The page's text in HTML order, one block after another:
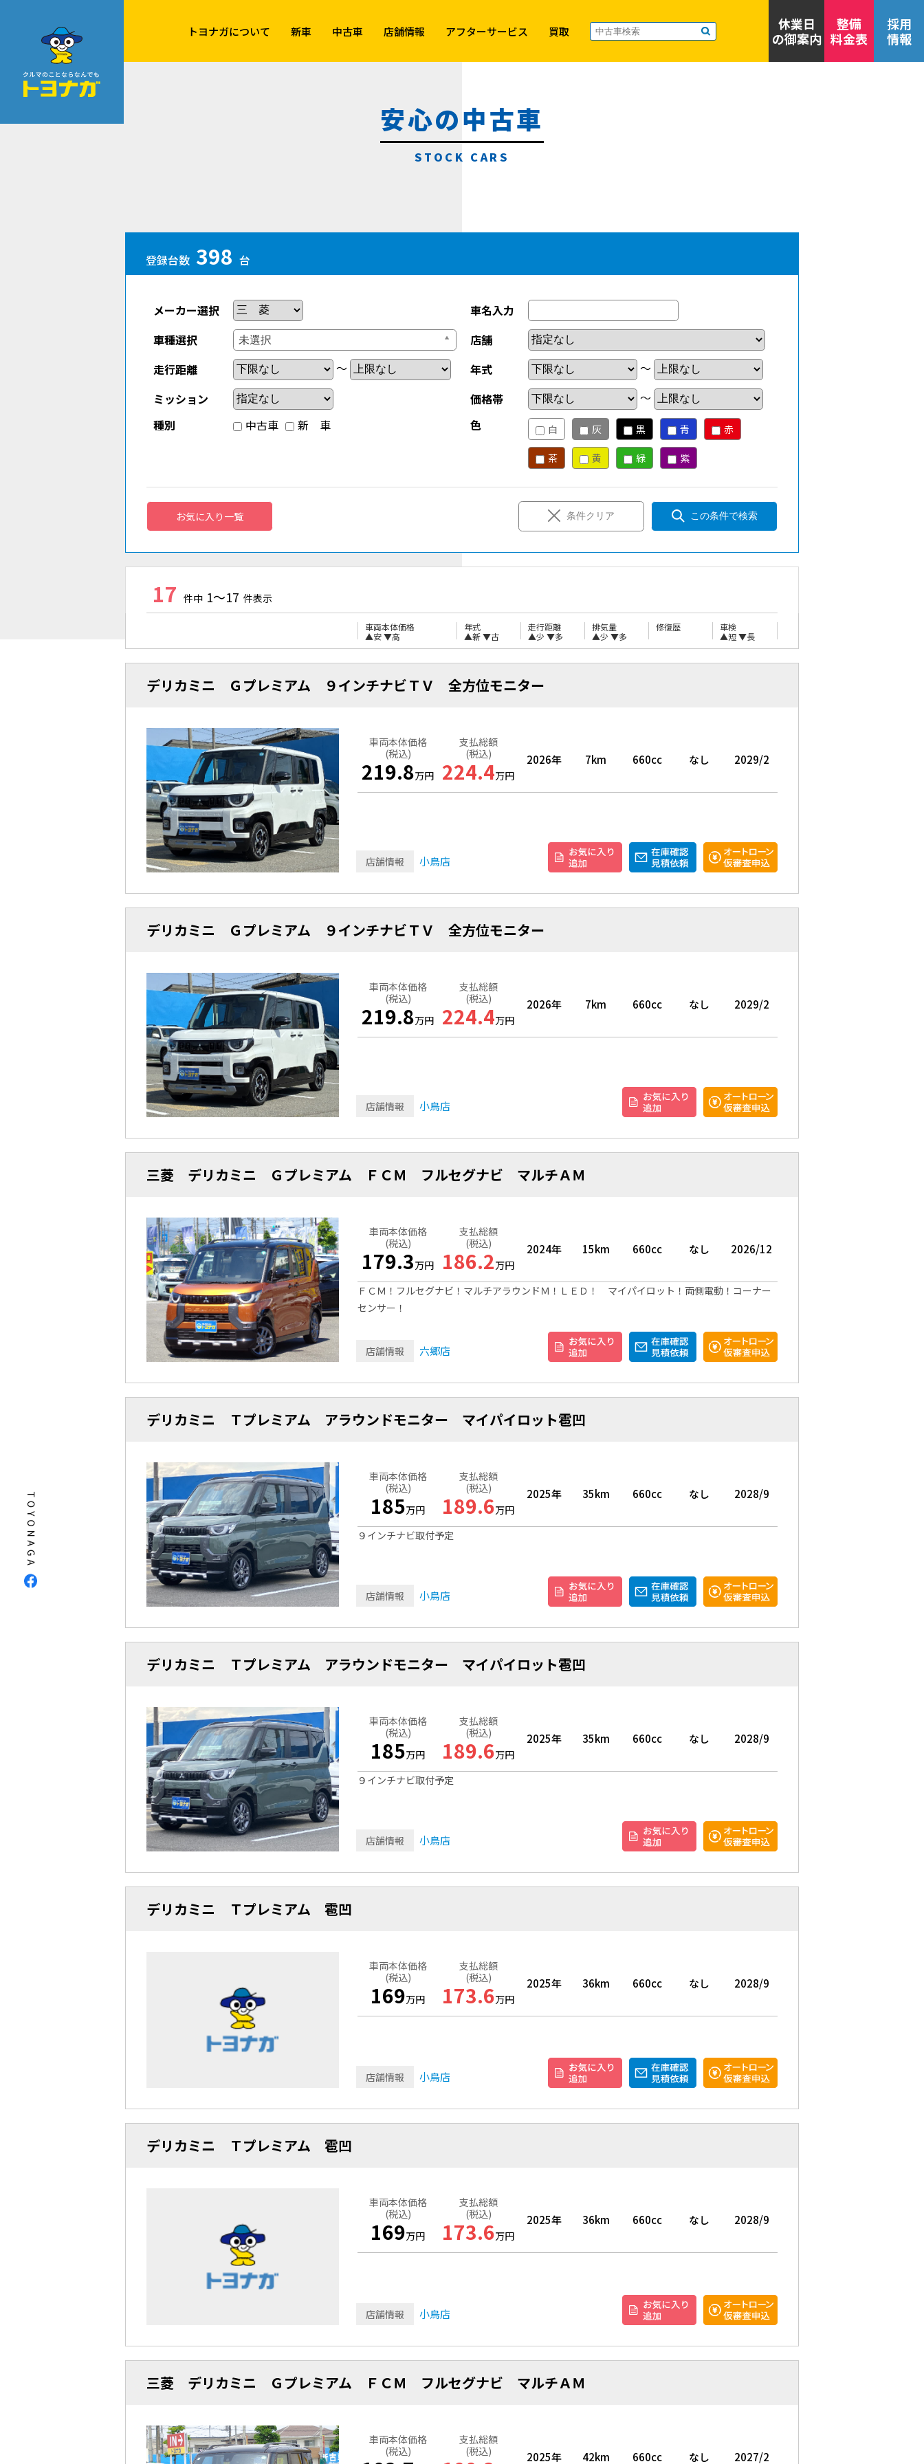
トヨナガについて 新車 中古車 店舗情報 アフターサービス 買取
休業日
の御案内
整備
料金表
採用
情報
安心の中古車
登録台数 398 台
メーカー選択
車名入力
車種選択
店舗
走行距離
～ 年式
～
ミッション
価格帯
～
種別
中古車 新 車 色 白 灰 黒 青 赤
茶 黄 緑 紫
条件クリア この条件で検索
お気に入り一覧
17 件中 1～17 件表示
車両本体価格
▲安▼高
年式
▲新▼古
走行距離
▲少 ▼多
排気量
▲少 ▼多
修復歴
車検
▲短▼長
デリカミニ Ｇプレミアム ９インチナビＴＶ 全方位モニター
車両本体価格
(税込)
219.8万円
支払総額
(税込)
224.4万円
2026年 7km 660cc なし 2029/2
店舗情報 小鳥店
デリカミニ Ｇプレミアム ９インチナビＴＶ 全方位モニター
車両本体価格
(税込)
219.8万円
支払総額
(税込)
224.4万円
2026年 7km 660cc なし 2029/2
店舗情報 小鳥店
三菱 デリカミニ Ｇプレミアム ＦＣＭ フルセグナビ マルチＡＭ
車両本体価格
(税込)
179.3万円
支払総額
(税込)
186.2万円
2024年 15km 660cc なし 2026/12
ＦＣＭ！フルセグナビ！マルチアラウンドＭ！ＬＥＤ！ マイパイロット！両側電動！コーナー
センサー！
店舗情報 六郷店
デリカミニ Ｔプレミアム アラウンドモニター マイパイロット雹凹
車両本体価格
(税込)
185万円
支払総額
(税込)
189.6万円
2025年 35km 660cc なし 2028/9
９インチナビ取付予定
店舗情報 小鳥店
デリカミニ Ｔプレミアム アラウンドモニター マイパイロット雹凹
車両本体価格
(税込)
185万円
支払総額
(税込)
189.6万円
2025年 35km 660cc なし 2028/9
９インチナビ取付予定
店舗情報 小鳥店
デリカミニ Ｔプレミアム 雹凹
車両本体価格
(税込)
169万円
支払総額
(税込)
173.6万円
2025年 36km 660cc なし 2028/9
店舗情報 小鳥店
デリカミニ Ｔプレミアム 雹凹
車両本体価格
(税込)
169万円
支払総額
(税込)
173.6万円
2025年 36km 660cc なし 2028/9
店舗情報 小鳥店
三菱 デリカミニ Ｇプレミアム ＦＣＭ フルセグナビ マルチＡＭ
車両本体価格
(税込)
支払総額
(税込)
2025年 42km 660cc なし 2027/2